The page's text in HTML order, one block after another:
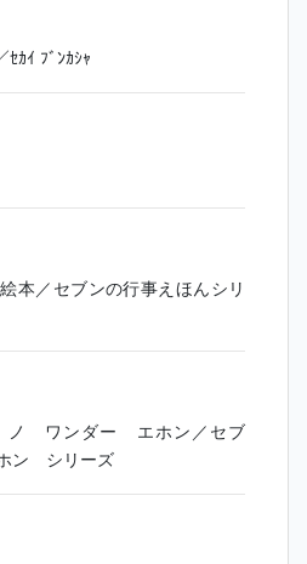
ｾｶｲ ﾌﾞﾝｶｼｬ
本／セブンの行事えほんシリ
ワンダー エホン／セブ
ン シリーズ